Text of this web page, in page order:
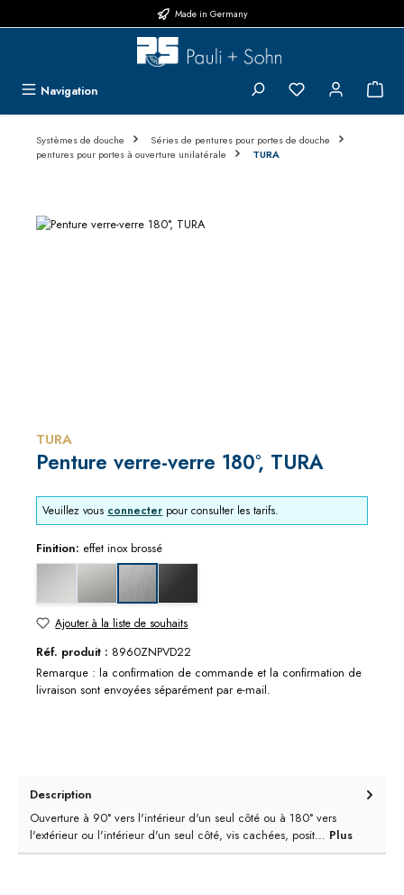
Made in Germany
Navigation Vous avez 0
Systèmes de douche
Séries de pentures pour portes de douche
pentures pour portes à ouverture unilatérale
TURA
Ignorer la galerie d'images
TURA
Penture verre-verre 180°, TURA
Veuillez vous connecter pour consulter les tarifs.
Finition: effet inox brossé
chromé brillantchromé mat
Ajouter à la liste de souhaits
Réf. produit : 8960ZNPVD22
Remarque : la confirmation de commande et la confirmation de
livraison sont envoyées séparément par e-mail.
Description
Ouverture à 90° vers l'intérieur d'un seul côté ou à 180° vers
l'extérieur ou l'intérieur d'un seul côté, vis cachées, posit… Plus